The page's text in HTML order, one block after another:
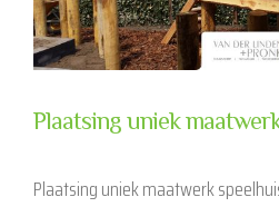
Plaatsing uniek
Plaatsing uniek maatwerk